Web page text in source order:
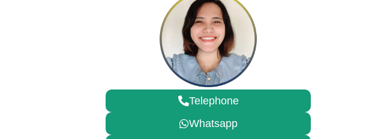
Telephone
Whatsapp